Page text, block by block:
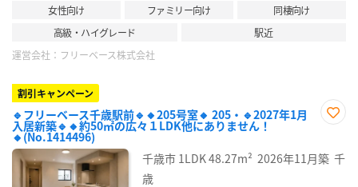
女性向け ファミリー向け
同棲向け
高級・ハイグレード
駅近
運営会社： フリーベース株式会社
割引キャンペーン
🔹フリーベース千歳駅前🔹🔸205号室🔸 205・🔹2027年1月
入居新築🔹🔸約50㎡の広々１LDK他にありません！
🔸(No.1414496)
り登
録
千歳市 1LDK48.27m² 2026年11月築 千
歳